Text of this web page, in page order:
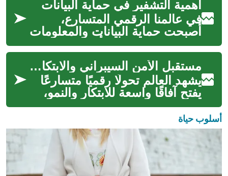
أهمية التشفير في حماية البيانات
في عالمنا الرقمي المتسارع،
أصبحت حماية البيانات والمعلومات
الشخصية والتجارية أمرًا بالغ
الأهمية. مع تزايد التهديدات ا...
مستقبل الأمن السيبراني والابتكارات
يشهد العالم تحولًا رقميًا متسارعًا
يفتح آفاقًا واسعة للابتكار والنمو،
ولكنه في الوقت ذاته يفرض
تحديات أمنية معقدة. أص...
أسلوب حياة